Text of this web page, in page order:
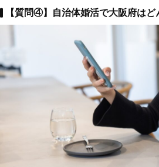
【質問④】自治体婚活で大阪府はど